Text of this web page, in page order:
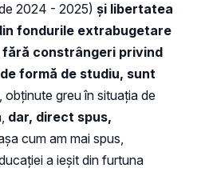
2024 - 2025) și libertatea
fondurile extrabugetare
constrângeri privind
formă de studiu, sunt
, obținute greu în situația de
dar, direct spus,
cum am mai spus,
a ieșit din furtuna